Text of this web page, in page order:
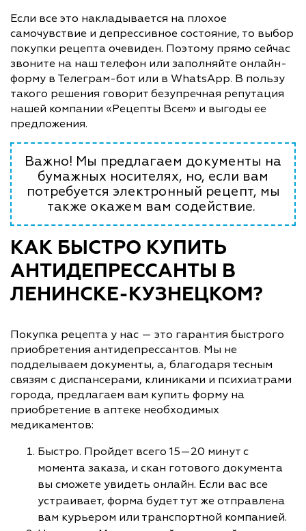
Если все это накладывается на плохое
самочувствие и депрессивное состояние, то выбор
покупки рецепта очевиден. Поэтому прямо сейчас
звоните на наш телефон или заполняйте онлайн-
форму в Телеграм-бот или в WhatsApp. В пользу
такого решения говорит безупречная репутация
нашей компании «Рецепты Всем» и выгоды ее
предложения.
Важно! Мы предлагаем документы на
бумажных носителях, но, если вам
потребуется электронный рецепт, мы
также окажем вам содействие.
КАК БЫСТРО КУПИТЬ
АНТИДЕПРЕССАНТЫ В
ЛЕНИНСКЕ-КУЗНЕЦКОМ?
Покупка рецепта у нас — это гарантия быстрого
приобретения антидепрессантов. Мы не
подделываем документы, а, благодаря тесным
связям с диспансерами, клиниками и психиатрами
города, предлагаем вам купить форму на
приобретение в аптеке необходимых
медикаментов:
Быстро. Пройдет всего 15—20 минут с
момента заказа, и скан готового документа
вы сможете увидеть онлайн. Если вас все
устраивает, форма будет тут же отправлена
вам курьером или транспортной компанией.